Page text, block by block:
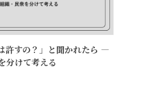
許すの？」と聞かれたら ―
分けて考える